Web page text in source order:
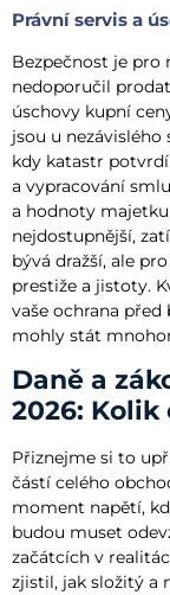
Právní servis a
Bezpečnost je
nedoporučil
úschovy kupní
jsou u nezávislého
kdy katastr
a vypracování
a hodnoty
nejdostupnější,
bývá dražší, ale
prestiže a jistoty.
vaše ochrana
mohly stát
Daně a
2026:
Přiznejme si to
částí celého
moment napětí,
budou muset
začátcích v
zjistil, jak složitý a